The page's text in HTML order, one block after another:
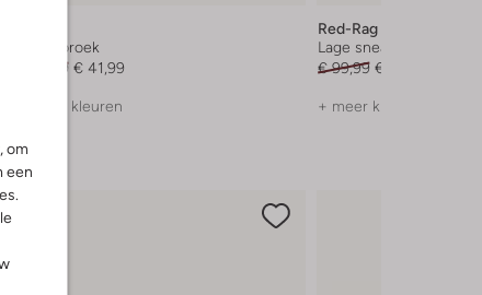
om
een
Wijde broek
€ 59,99 € 41,99
+ meer kleuren
Red-Rag
Lage sneakers
€ 99,99 € 59,99
+ meer kleuren